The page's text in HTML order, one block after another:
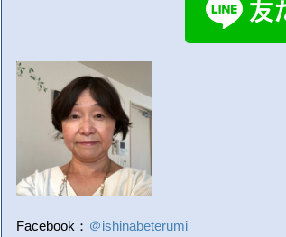
Facebook： ＠ishinabeterumi